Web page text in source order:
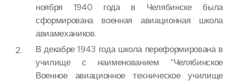
ноября 1940 года в Челябинске была
сформирована военная авиационная школа
авиамехаников.
В декабре 1943 года школа переформирована в
училище с наименованием "Челябинское
Военное авиационное техническое училище